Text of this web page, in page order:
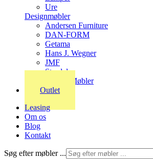
Ure
Designmøbler
Andersen Furniture
DAN-FORM
Getama
Hans J. Wegner
JMF
Stordal
Stouby Møbler
Outlet
Leasing
Om os
Blog
Kontakt
Søg efter møbler ...